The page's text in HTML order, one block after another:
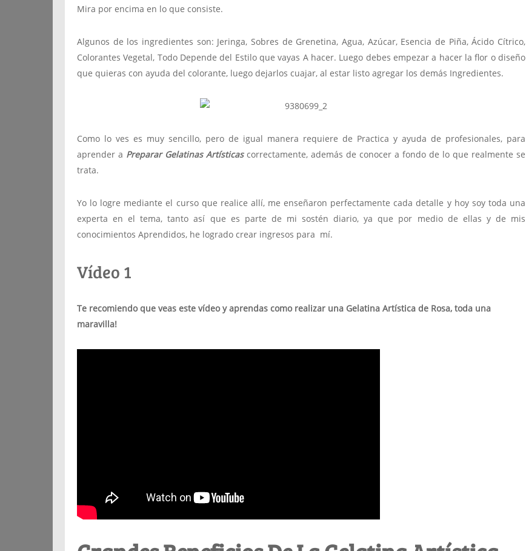
Mira por encima en lo que consiste.
Algunos de los ingredientes son: Jeringa, Sobres de Grenetina, Agua, Azúcar, Esencia de Piña, Ácido Cítrico,
Colorantes Vegetal, Todo Depende del Estilo que vayas A hacer. Luego debes empezar a hacer la flor o diseño
que quieras con ayuda del colorante, luego dejarlos cuajar, al estar listo agregar los demás Ingredientes.
Como lo ves es muy sencillo, pero de igual manera requiere de Practica y ayuda de profesionales, para
aprender a Preparar Gelatinas Artísticascorrectamente, además de conocer a fondo de lo que realmente se
trata.
Yo lo logre mediante el curso que realice allí, me enseñaron perfectamente cada detalle y hoy soy toda una
experta en el tema, tanto así que es parte de mi sostén diario, ya que por medio de ellas y de mis
conocimientos Aprendidos, he logrado crear ingresos para mí.
Vídeo 1
Te recomiendo que veas este vídeo y aprendas como realizar una Gelatina Artística de Rosa, toda una
maravilla!